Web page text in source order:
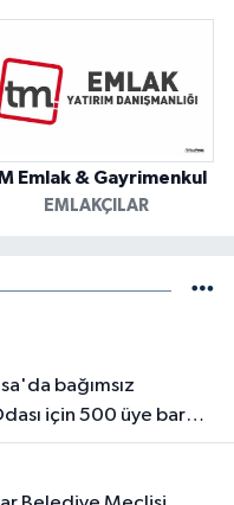
Emlak & Gayrimenkul
EMLAKÇILAR
için 500 üye barajı